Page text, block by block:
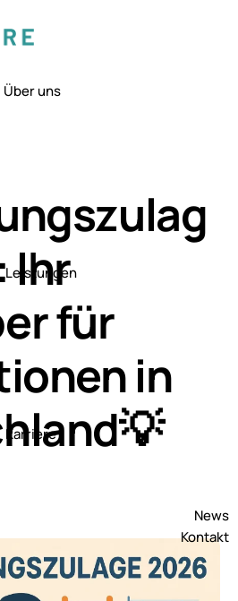
Über uns
Leistungen
Karriere
News
Kontakt
Ihr
für
in